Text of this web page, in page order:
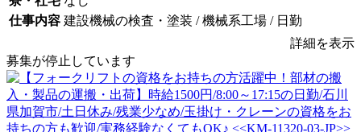
仕事内容 建設機械の検査・塗装 / 機械系工場 / 日勤
詳細を表示
募集が停止しています